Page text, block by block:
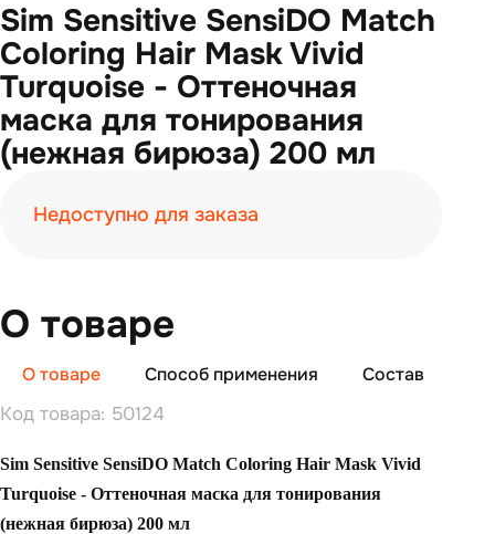
Sim Sensitive SensiDO Match
Coloring Hair Mask Vivid
Turquoise - Оттеночная
маска для тонирования
(нежная бирюза) 200 мл
Недоступно для заказа
О товаре
О товаре Способ применения Состав
Код товара: 50124
Sim Sensitive SensiDO Match Coloring Hair Mask Vivid
Turquoise - Оттеночная маска для тонирования
(нежная бирюза) 200 мл